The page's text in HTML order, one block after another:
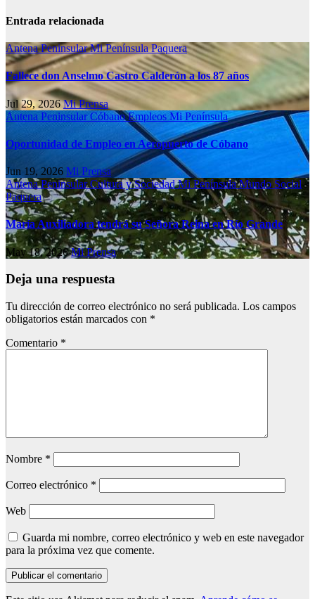
Entrada relacionada
Antena PeninsularMi PenínsulaPaquera
Fallece don Anselmo Castro Calderón a los 87 años
Jul 29, 2026Mi Prensa
Antena PeninsularCóbanoEmpleos Mi Península
Oportunidad de Empleo en Aeropuerto de Cóbano
Jun 19, 2026 Mi Prensa
Antena PeninsularCultura y SociedadMi PenínsulaMundo Social
Paquera
María Auxiliadora tendrá su Señora Reina en Río Grande
May 18, 2026Mi Prensa
Deja una respuesta
Tu dirección de correo electrónico no será publicada. Los campos
obligatorios están marcados con *
Comentario *
Nombre *
Correo electrónico *
Web
Guarda mi nombre, correo electrónico y web en este navegador
para la próxima vez que comente.